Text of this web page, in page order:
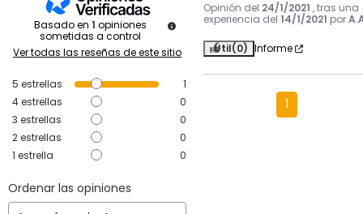
Basado en 1 opiniones
sometidas a control
Ver todas las reseñas de este sitio
5 estrellas
1
4estrellas
0
3 estrellas
0
2estrellas
0
1 estrella 0
Ordenar las opiniones
Opinión del 24/1/2021 , tras una
experiencia del 14/1/2021 por
Útil(0) Informe
1